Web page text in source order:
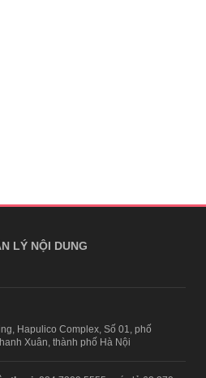
LÝ NỘI DUNG
Hapulico Complex, Số 01, phố
Xuân, thành phố Hà Nội